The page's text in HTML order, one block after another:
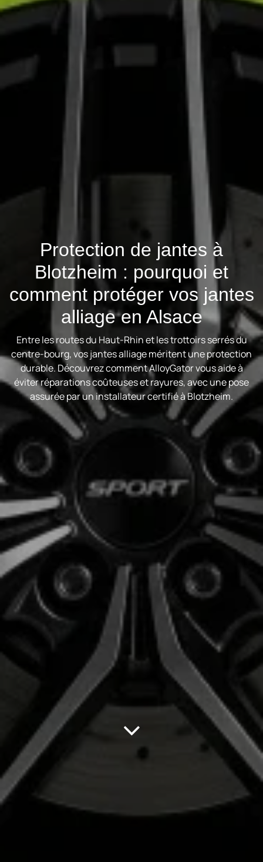
Protection de jantes à
Blotzheim : pourquoi et
comment protéger vos jantes
alliage en Alsace
Entre les routes du Haut-Rhin et les trottoirs serrés du
centre-bourg, vos jantes alliage méritent une protection
durable. Découvrez comment AlloyGator vous aide à
éviter réparations coûteuses et rayures, avec une pose
assurée par un installateur certifié à Blotzheim.